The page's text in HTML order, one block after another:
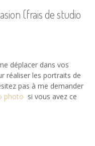
(frais de studio
déplacer dans vos
réaliser les portraits de
pas à me demander
photo si vous avez ce